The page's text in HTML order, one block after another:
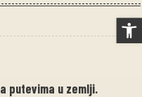
putevima u zemlji.